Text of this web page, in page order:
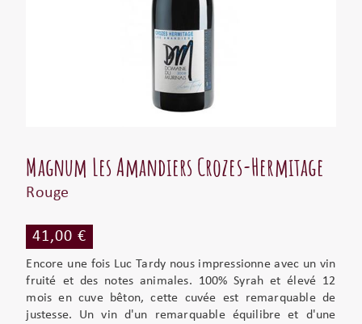
Magnum Les Amandiers Crozes-Hermitage
Rouge
41,00 €
Encore une fois Luc Tardy nous impressionne avec un vin
fruité et des notes animales. 100% Syrah et élevé 12
mois en cuve bêton, cette cuvée est remarquable de
justesse. Un vin d'un remarquable équilibre et d'une